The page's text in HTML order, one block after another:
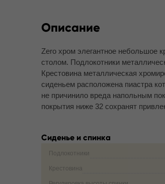
Описание
Zero хром элегантное небольшое
столом. Подлокотники
Крестовина металлическая
сиденьем расположена пиастра
не причинило вреда напольным
покрытия ниже 32 сохранят
Сиденье и спинка
Подлокотники
Крестовина